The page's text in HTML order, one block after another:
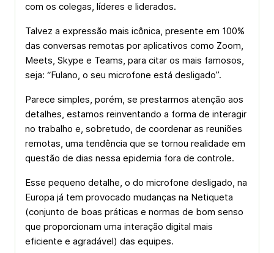
com os colegas, líderes e liderados.
Talvez a expressão mais icônica, presente em 100%
das conversas remotas por aplicativos como Zoom,
Meets, Skype e Teams, para citar os mais famosos,
seja: “Fulano, o seu microfone está desligado”.
Parece simples, porém, se prestarmos atenção aos
detalhes, estamos reinventando a forma de interagir
no trabalho e, sobretudo, de coordenar as reuniões
remotas, uma tendência que se tornou realidade em
questão de dias nessa epidemia fora de controle.
Esse pequeno detalhe, o do microfone desligado, na
Europa já tem provocado mudanças na Netiqueta
(conjunto de boas práticas e normas de bom senso
que proporcionam uma interação digital mais
eficiente e agradável) das equipes.